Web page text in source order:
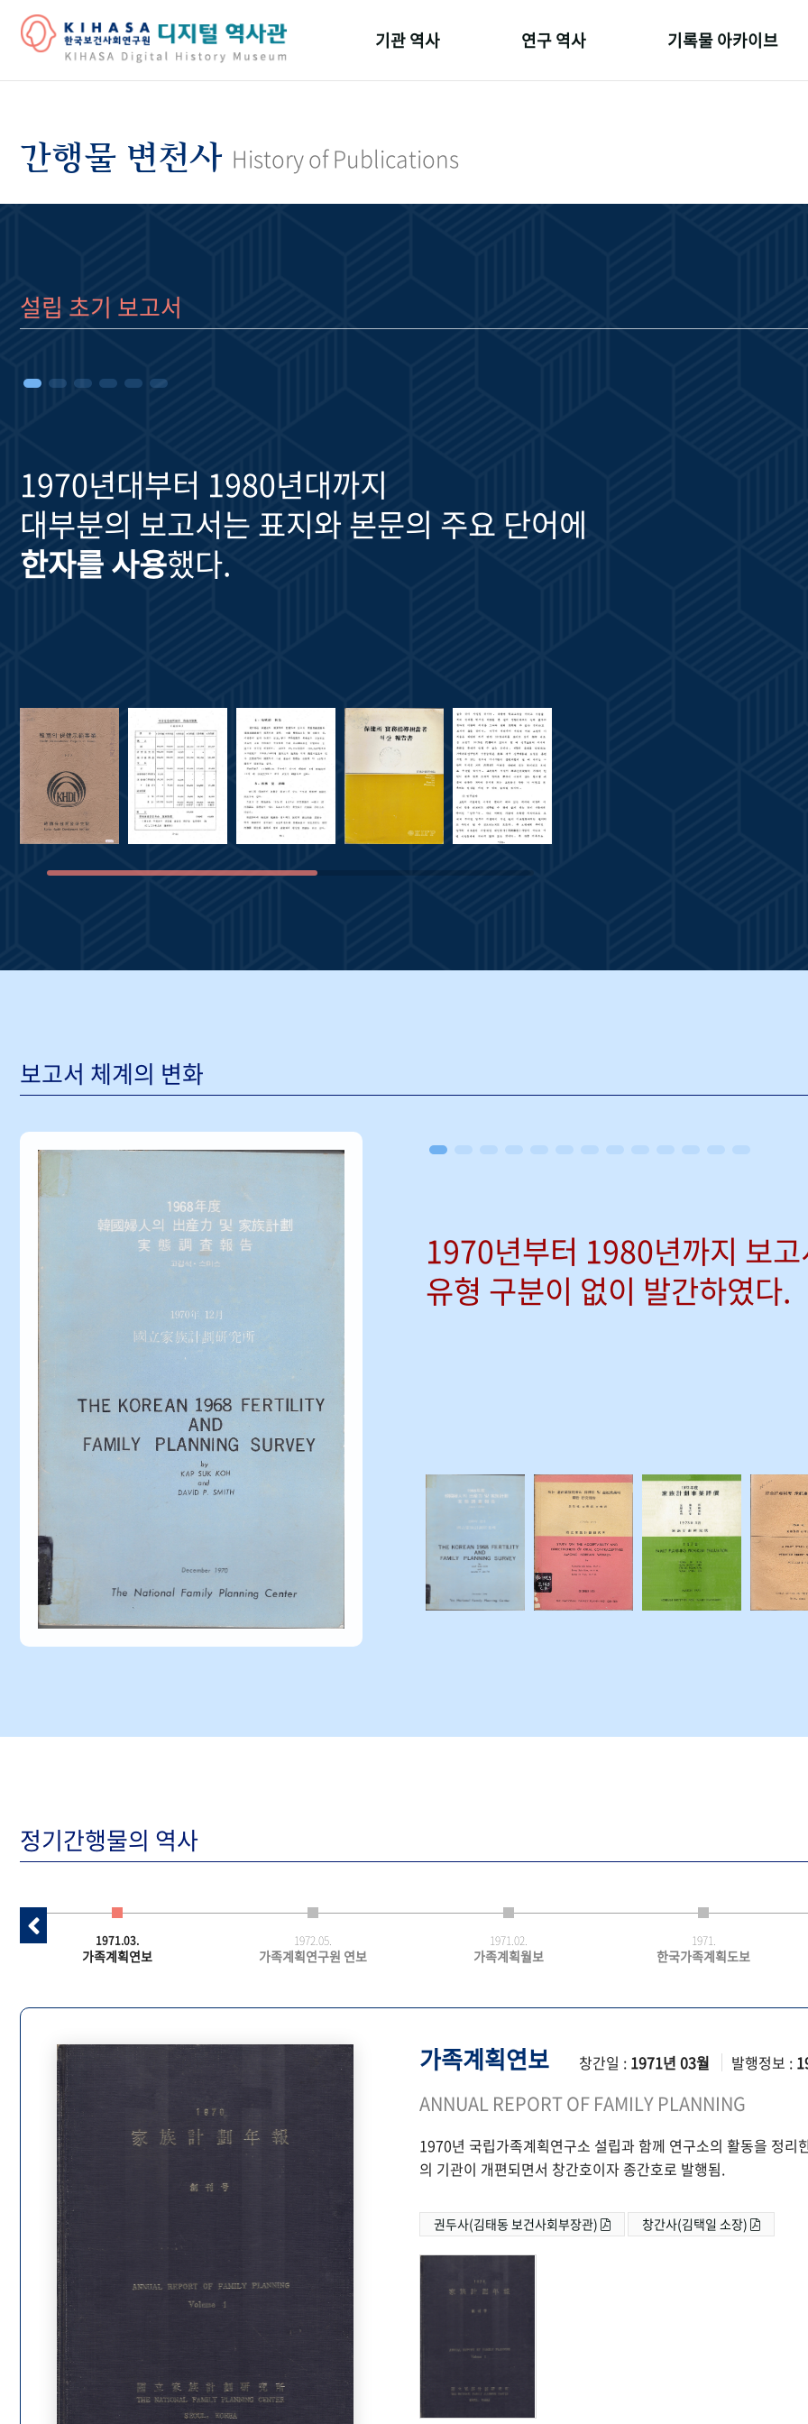
기관 역사
기관 변천사
연구 역사 기록물 아카이브
간행물 변천사 History of Publications
설립 초기 보고서
1970년대부터 1980년대까지
대부분의 보고서는 표지와 본문의 주요 단어에
한자를 사용했다.
보고서 체계의 변화
1970년부터 1980년까지 보
유형 구분이 없이 발간하였다.
정기간행물의 역사
1971.03.
가족계획연보
1972.05.
가족계획연구원 연보
1971.02.
가족계획월보
1971.
한국가족계획도보
가족계획연보 창간일 : 1971년 03월 발행정보 :
ANNUAL REPORT OF FAMILY PLANNING
1970년 국립가족계획연구소 설립과 함께 연구소의 활동을 정
의 기관이 개편되면서 창간호이자 종간호로 발행됨.
권두사(김태동 보건사회부장관) 창간사(김택일 소장)